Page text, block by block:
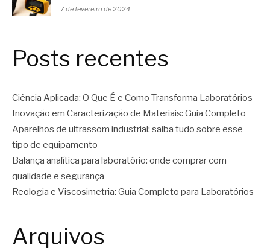
7 de fevereiro de 2024
Posts recentes
Ciência Aplicada: O Que É e Como Transforma Laboratórios
Inovação em Caracterização de Materiais: Guia Completo
Aparelhos de ultrassom industrial: saiba tudo sobre esse
tipo de equipamento
Balança analítica para laboratório: onde comprar com
qualidade e segurança
Reologia e Viscosimetria: Guia Completo para Laboratórios
Arquivos